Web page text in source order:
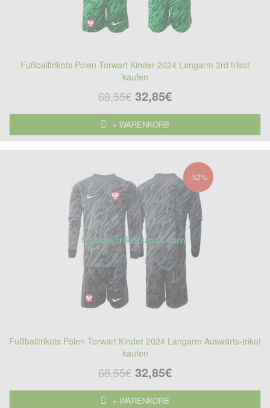
Fußballtrikots Polen Torwart Kinder 2024 Langarm 3rd trikot
kaufen
68,55€ 32,85€
+ WARENKORB
-52%
Fußballtrikots Polen Torwart Kinder 2024 Langarm Auswärts-trikot
kaufen
68,55€ 32,85€
+ WARENKORB